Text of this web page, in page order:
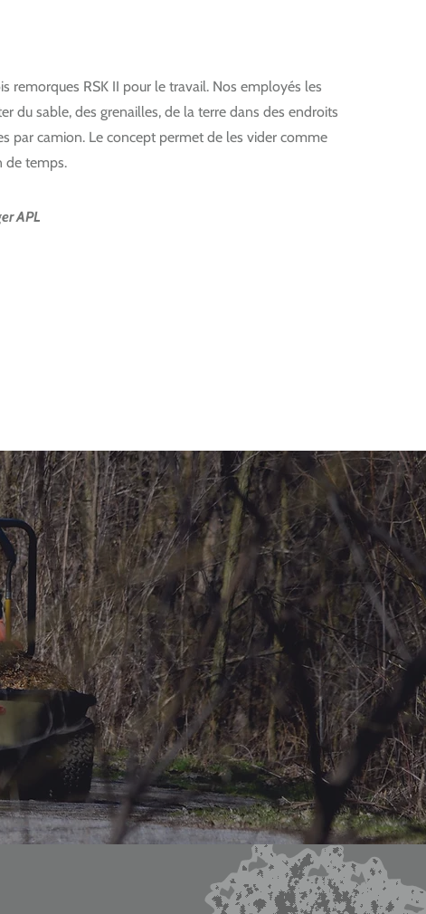
remorques RSK II pour le travail. Nos employés les
du sable, des grenailles, de la terre dans des endroits
par camion. Le concept permet de les vider comme
de temps.
APL